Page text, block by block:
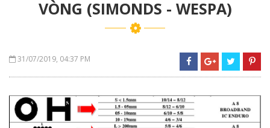
VÒNG (SIMONDS - WESPA)
31/07/2019, 04:37 PM